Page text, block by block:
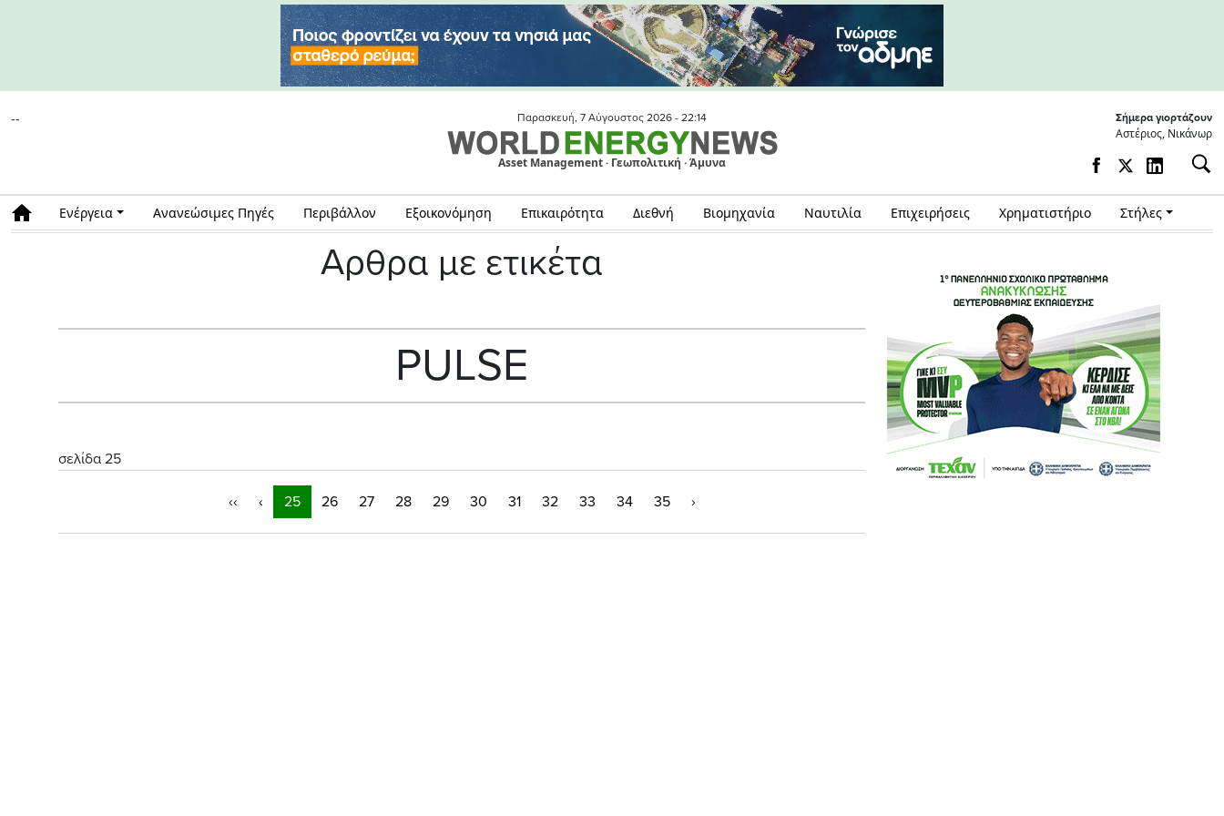
-- Παρασκευή, 7 Αύγουστος 2026 - 22:14
Asset Management · Γεωπολιτική · Άμυνα
Σήμερα γιορτάζουν
Αστέριος, Νικάνωρ
Ενέργεια Ανανεώσιμες Πηγές Περιβάλλον Εξοικονόμηση Επικαιρότητα Διεθνή Βιομηχανία Ναυτιλία Επιχειρήσεις Χρηματιστήριο Στήλες
Αρθρα με ετικέτα
PULSE
σελίδα 25
‹‹ ‹ 25 26 27 28 29 30 31 32 33 34 35 ›